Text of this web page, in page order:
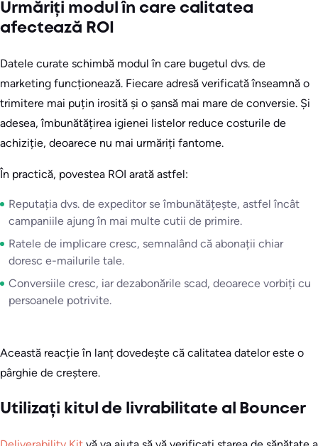
Urmăriți modul în care calitatea
afectează ROI
Datele curate schimbă modul în care bugetul dvs. de
marketing funcționează. Fiecare adresă verificată înseamnă o
trimitere mai puțin irosită și o șansă mai mare de conversie. Și
adesea, îmbunătățirea igienei listelor reduce costurile de
achiziție, deoarece nu mai urmăriți fantome.
În practică, povestea ROI arată astfel:
Reputația dvs. de expeditor se îmbunătățește, astfel încât
campaniile ajung în mai multe cutii de primire.
Ratele de implicare cresc, semnalând că abonații chiar
doresc e-mailurile tale.
Conversiile cresc, iar dezabonările scad, deoarece vorbiți cu
persoanele potrivite.
Această reacție în lanț dovedește că calitatea datelor este o
pârghie de creștere.
Utilizați kitul de livrabilitate al Bouncer